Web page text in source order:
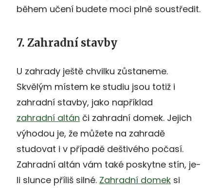
během učení budete moci plně soustředit.
7. Zahradní stavby
U zahrady ještě chvilku zůstaneme.
Skvělým místem ke studiu jsou totiž i
zahradní stavby, jako například
zahradní altán či zahradní domek. Jejich
výhodou je, že můžete na zahradě
studovat i v případě deštivého počasí.
Zahradní altán vám také poskytne stín, je-
li slunce příliš silné. Zahradní domek si